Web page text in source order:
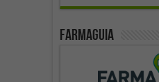
Farmaguia